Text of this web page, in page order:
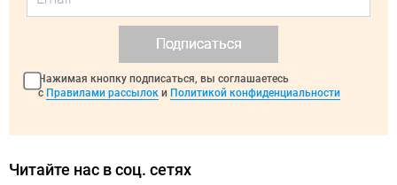
Подписаться
Нажимая кнопку подписаться, вы соглашаетесь
с Правилами рассылок и Политикой конфиденциальности
Читайте нас в соц. сетях